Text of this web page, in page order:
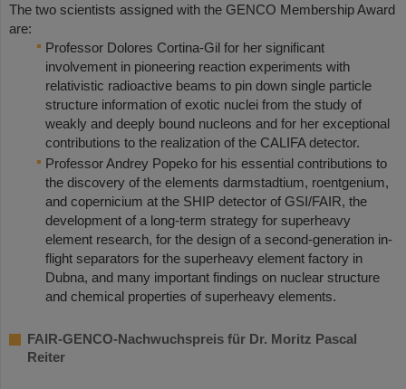
The two scientists assigned with the GENCO Membership Award
are:
Professor Dolores Cortina-Gil for her significant
involvement in pioneering reaction experiments with
relativistic radioactive beams to pin down single particle
structure information of exotic nuclei from the study of
weakly and deeply bound nucleons and for her exceptional
contributions to the realization of the CALIFA detector.
Professor Andrey Popeko for his essential contributions to
the discovery of the elements darmstadtium, roentgenium,
and copernicium at the SHIP detector of GSI/FAIR, the
development of a long-term strategy for superheavy
element research, for the design of a second-generation in-
flight separators for the superheavy element factory in
Dubna, and many important findings on nuclear structure
and chemical properties of superheavy elements.
FAIR-GENCO-Nachwuchspreis für Dr. Moritz Pascal
Reiter